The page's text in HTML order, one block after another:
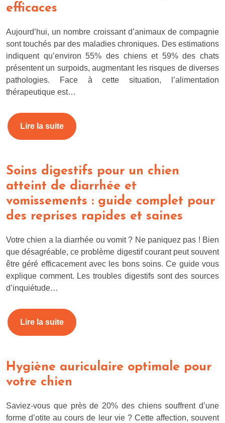
efficaces
Aujourd’hui, un nombre croissant d’animaux de compagnie
sont touchés par des maladies chroniques. Des estimations
indiquent qu’environ 55% des chiens et 59% des chats
présentent un surpoids, augmentant les risques de diverses
pathologies. Face à cette situation, l’alimentation
thérapeutique est…
Lire la suite
Soins digestifs pour un chien
atteint de diarrhée et
vomissements : guide complet pour
des reprises rapides et saines
Votre chien a la diarrhée ou vomit ? Ne paniquez pas ! Bien
que désagréable, ce problème digestif courant peut souvent
être géré efficacement avec les bons soins. Ce guide vous
explique comment. Les troubles digestifs sont des sources
d’inquiétude…
Lire la suite
Hygiène auriculaire optimale pour
votre chien
Saviez-vous que près de 20% des chiens souffrent d’une
forme d’otite au cours de leur vie ? Cette affection, souvent